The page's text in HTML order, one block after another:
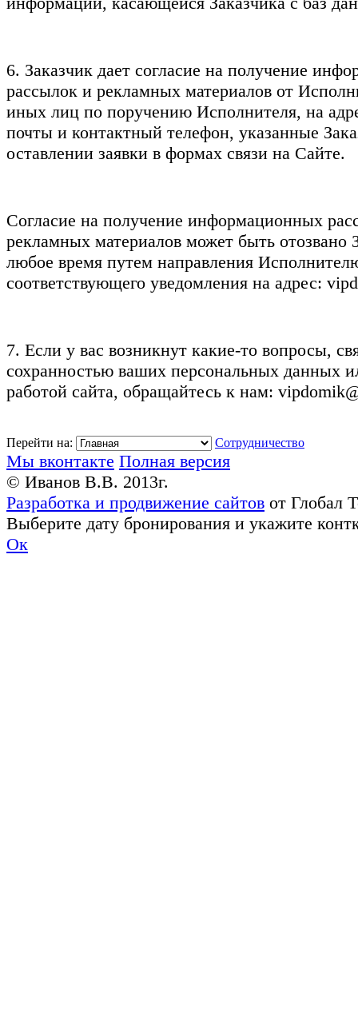
6. Заказчик дает согласие на получение
рассылок и рекламных материалов от
иных лиц по поручению Исполнителя, на
почты и контактный телефон, указанные
оставлении заявки в формах связи на Сайте.
Согласие на получение информационных
рекламных материалов может быть отозвано
любое время путем направления
соответствующего уведомления на адрес:
7. Если у вас возникнут какие-то вопросы,
сохранностью ваших персональных данных
работой сайта, обращайтесь к нам:
Перейти на: Сотрудничество
Мы вконтакте Полная версия
© Иванов В.В. 2013г.
Разработка и продвижение сайтов от Глобал
Выберите дату бронирования и укажите
Ок